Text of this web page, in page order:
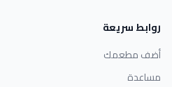
روابط سريعة
أضف مطعمك
مساعدة